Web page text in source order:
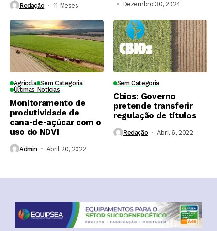
Redação 11 Meses ⁮
Dezembro 30, 2024
Agrícola Sem Categoria
Últimas Notícias
Monitoramento de
produtividade de
cana-de-açúcar com o
uso do NDVI
Admin Abril 20, 2022
Sem Categoria
Cbios: Governo
pretende transferir
regulação de títulos
Redação Abril 6, 2022